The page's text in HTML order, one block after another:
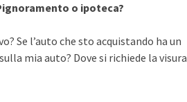
o ipoteca?
Se l’auto che sto acquistando ha un
mia auto? Dove si richiede la visura